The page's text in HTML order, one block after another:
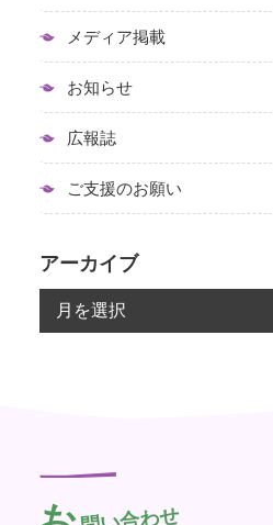
メディア掲載
お知らせ
広報誌
ご支援のお願い
アーカイブ